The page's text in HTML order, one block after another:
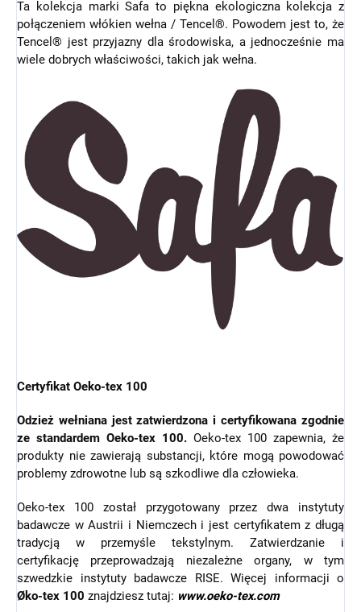
Ta kolekcja marki Safa to piękna ekologiczna kolekcja z
połączeniem włókien wełna / Tencel®. Powodem jest to, że
Tencel® jest przyjazny dla środowiska, a jednocześnie ma
wiele dobrych właściwości, takich jak wełna.
Certyfikat Oeko-tex 100
Odzież wełniana jest zatwierdzona i certyfikowana zgodnie
ze standardem Oeko-tex 100. Oeko-tex 100 zapewnia, że
produkty nie zawierają substancji, które mogą powodować
problemy zdrowotne lub są szkodliwe dla człowieka.
Oeko-tex 100 został przygotowany przez dwa instytuty
badawcze w Austrii i Niemczech i jest certyfikatem z długą
tradycją w przemyśle tekstylnym. Zatwierdzanie i
certyfikację przeprowadzają niezależne organy, w tym
szwedzkie instytuty badawcze RISE. Więcej informacji o
Øko-tex 100 znajdziesz tutaj: www.oeko-tex.com